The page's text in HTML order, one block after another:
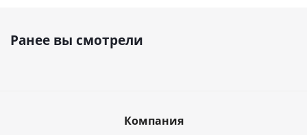
Ранее вы смотрели
Компания